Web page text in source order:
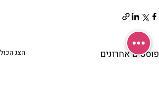
פוסטים אחרונים הצג הכול